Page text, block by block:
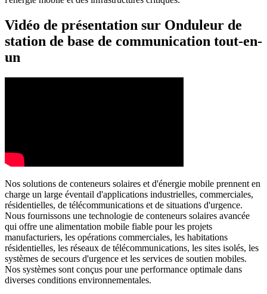
Vidéo de présentation sur Onduleur de
station de base de communication tout-en-
un
Nos solutions de conteneurs solaires et d'énergie mobile prennent en
charge un large éventail d'applications industrielles, commerciales,
résidentielles, de télécommunications et de situations d'urgence.
Nous fournissons une technologie de conteneurs solaires avancée
qui offre une alimentation mobile fiable pour les projets
manufacturiers, les opérations commerciales, les habitations
résidentielles, les réseaux de télécommunications, les sites isolés, les
systèmes de secours d'urgence et les services de soutien mobiles.
Nos systèmes sont conçus pour une performance optimale dans
diverses conditions environnementales.